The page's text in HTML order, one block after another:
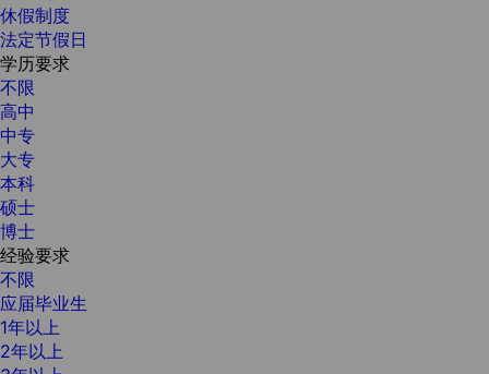
休假制度
法定节假日
学历要求
不限
高中
中专
大专
本科
硕士
博士
经验要求
不限
应届毕业生
1年以上
2年以上